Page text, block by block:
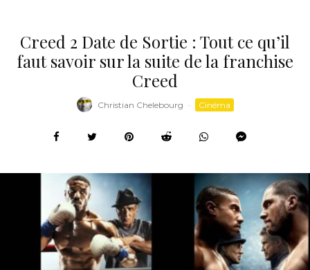
Creed 2 Date de Sortie : Tout ce qu’il
faut savoir sur la suite de la franchise
Creed
Christian Chelebourg · Cinéma